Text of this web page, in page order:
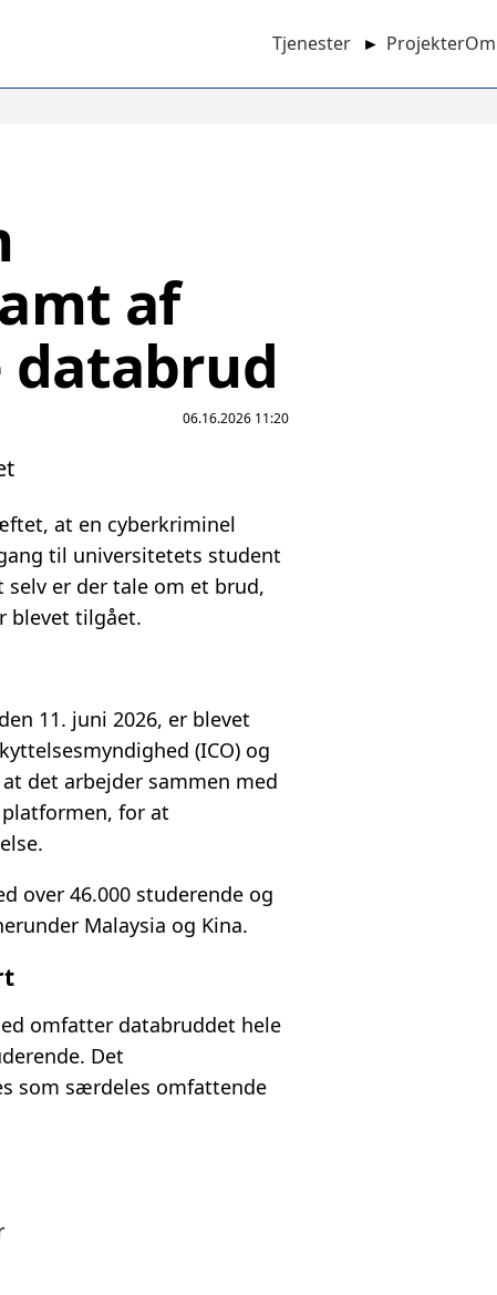
Main
navigation
Tjenester ► Projekter
af
06.16.2026 11:20
at en cyberkriminel
til universitetets student
er der tale om et brud,
blevet tilgået.
11. juni 2026, er blevet
(ICO) og
det arbejder sammen med
for at
over 46.000 studerende og
Malaysia og Kina.
omfatter databruddet hele
Det
som særdeles omfattende